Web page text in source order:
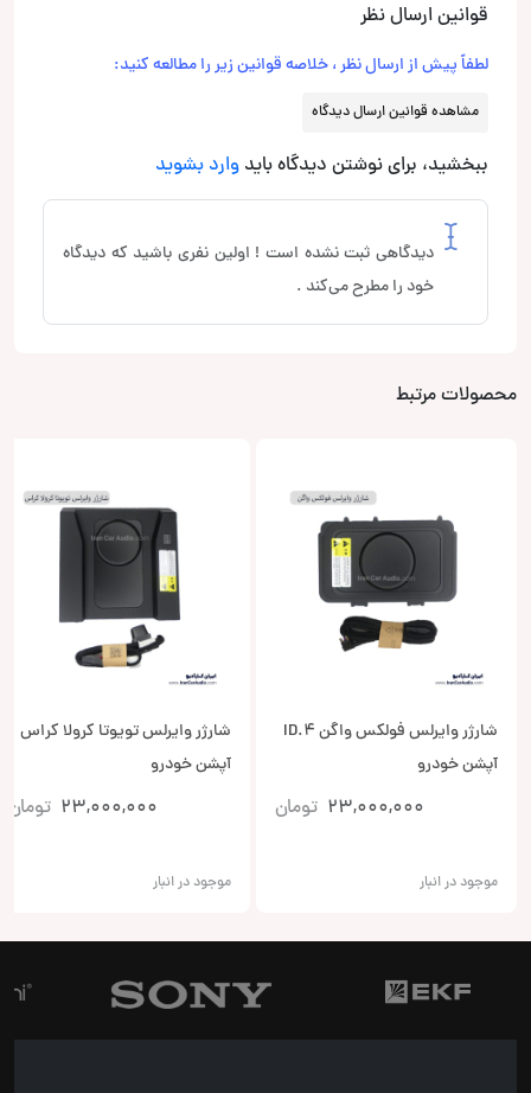
قوانین ارسال نظر
لطفاً پیش از ارسال نظر ، خلاصه قوانین زیر را مطالعه کنید:
مشاهده قوانین ارسال دیدگاه
ببخشید، برای نوشتن دیدگاه باید وارد بشوید
دیدگاهی ثبت نشده است ! اولین نفری باشید که دیدگاه
خود را مطرح می‌کند .
محصولات مرتبط
شارژر وایرلس فولکس واگن ID.4
آپشن خودرو
23,000,000 تومان
موجود در انبار
شارژر وایرلس تویوتا کرولا کراس
آپشن خودرو
23,000,000 تومان
موجود در انبار